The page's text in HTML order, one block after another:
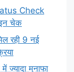
Check
चेक
रही 9 नई
ज्यादा मुनाफा